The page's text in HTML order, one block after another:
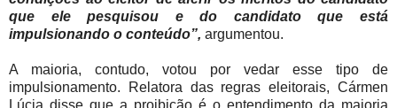
que ele pesquisou e do candidato que está
impulsionando o conteúdo”, argumentou.
A maioria, contudo, votou por vedar esse tipo de
impulsionamento. Relatora das regras eleitorais, Cármen
Lúcia disse que a proibição é o entendimento da maioria